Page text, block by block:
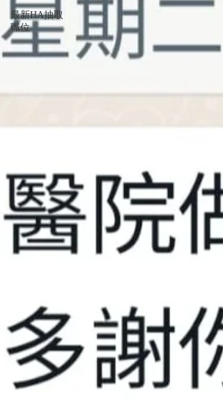
最新HA抽取
職位